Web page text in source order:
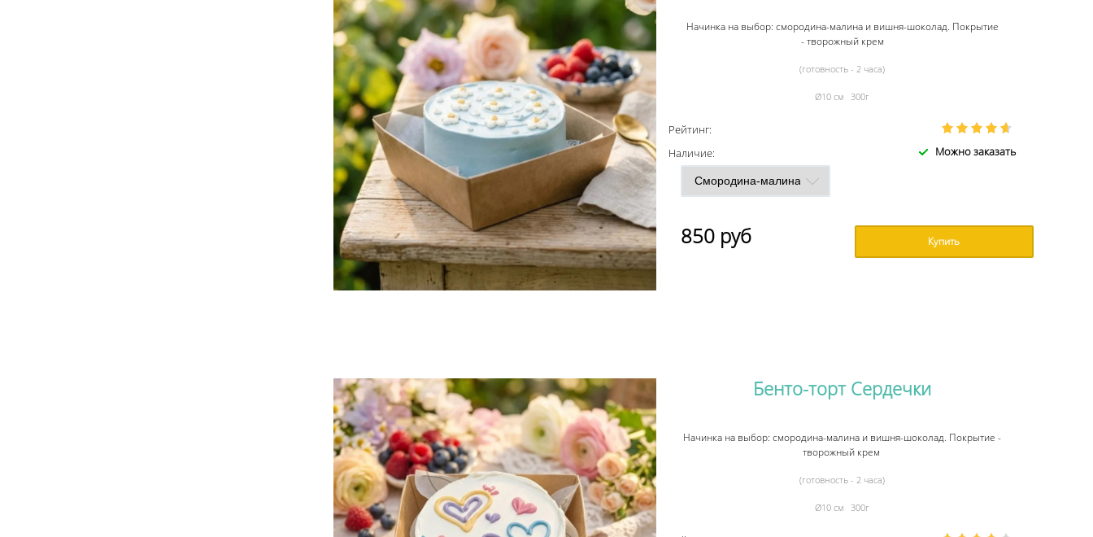
Начинка на выбор: смородина-малина и вишня-шоколад. Покрытие
- творожный крем
(готовность - 2 часа)
Ø10 см 300г
Рейтинг:
Наличие:
Можно заказать
850 руб Купить
Бенто-торт Сердечки
Начинка на выбор: смородина-малина и вишня-шоколад. Покрытие -
творожный крем
(готовность - 2 часа)
Ø10 см 300г